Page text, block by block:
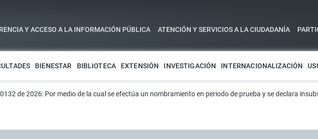
Y ACCESO A LA INFORMACIÓN PÚBLICA ATENCIÓN Y SERVICIOS A LA CIUDADANÍA
BIENESTAR BIBLIOTECA EXTENSIÓN INVESTIGACIÓN INTERNACIONALIZACIÓN
de 2026: Por medio de la cual se efectúa un nombramiento en periodo de prueba y se declara